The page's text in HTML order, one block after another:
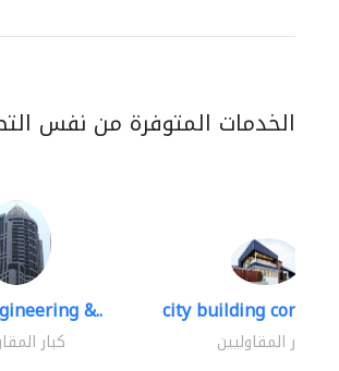
الخدمات المتوفرة من نفس
&..
كبار
city building
كبار المقاوليين